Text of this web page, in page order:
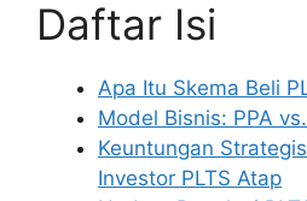
Daftar Isi
Apa Itu Skema Beli
Model Bisnis: PPA
Keuntungan
Investor PLTS Atap